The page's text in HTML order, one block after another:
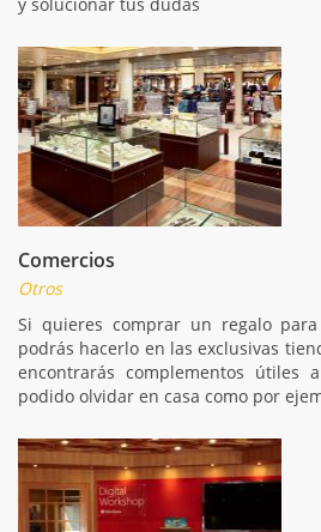
Comercios
Otros
Si quieres comprar un regalo
podrás hacerlo en las exclusivas
encontrarás complementos útiles
podido olvidar en casa como por